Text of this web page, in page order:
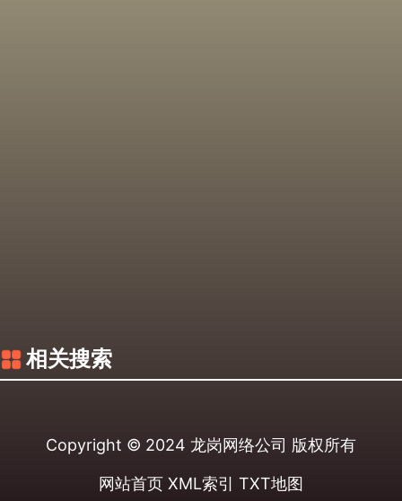
相关搜索
Copyright © 2024 龙岗网络公司 版权所有
网站首页 XML索引 TXT地图